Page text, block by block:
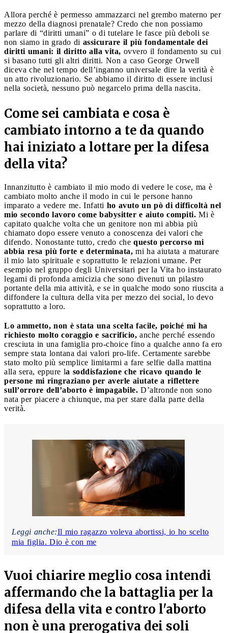
Allora perché è permesso ammazzarci nel grembo materno per
mezzo della diagnosi prenatale? Credo che non possiamo
parlare di “diritti umani” o di tutelare le fasce più deboli se
non siamo in grado di assicurare il più fondamentale dei
diritti umani: il diritto alla vita, ovvero il fondamento su cui
si basano tutti gli altri diritti. Non a caso George Orwell
diceva che nel tempo dell’inganno universale dire la verità è
un atto rivoluzionario. Se abbiamo il diritto di essere inclusi
nella società, nessuno può negarcelo prima della nascita.
Come sei cambiata e cosa è
cambiato intorno a te da quando
hai iniziato a lottare per la difesa
della vita?
Innanzitutto è cambiato il mio modo di vedere le cose, ma è
cambiato molto anche il modo in cui le persone hanno
imparato a vedere me. Infatti ho avuto un pò di difficoltà nel
mio secondo lavoro come babysitter e aiuto compiti. Mi è
capitato qualche volta che un genitore non mi abbia più
chiamato dopo essere venuto a conoscenza dei valori che
difendo. Nonostante tutto, credo che questo percorso mi
abbia resa più forte e determinata, mi ha aiutata a maturare
il mio lato spirituale e soprattutto le relazioni umane. Per
esempio nel gruppo degli Universitari per la Vita ho instaurato
legami di profonda amicizia che sono divenuti un pilastro
portante della mia attività, e se in qualche modo sono riuscita a
diffondere la cultura della vita per mezzo dei social, lo devo
soprattutto a loro.
Lo ammetto, non è stata una scelta facile, poiché mi ha
richiesto molto coraggio e sacrificio, anche perché essendo
cresciuta in una famiglia pro-choice fino a qualche anno fa ero
sempre stata lontana dai valori pro-life. Certamente sarebbe
stato molto più semplice limitarmi a fare selfie dalla mattina
alla sera, eppure la soddisfazione che ricavo quando le
persone mi ringraziano per averle aiutate a riflettere
sull’orrore dell’aborto è impagabile. D’altronde non sono
nata per piacere a chiunque, ma per stare dalla parte della
verità.
Leggi anche:Il mio ragazzo voleva abortissi, io ho scelto
mia figlia. Dio è con me
Vuoi chiarire meglio cosa intendi
affermando che la battaglia per la
difesa della vita e contro l'aborto
non è una prerogativa dei soli